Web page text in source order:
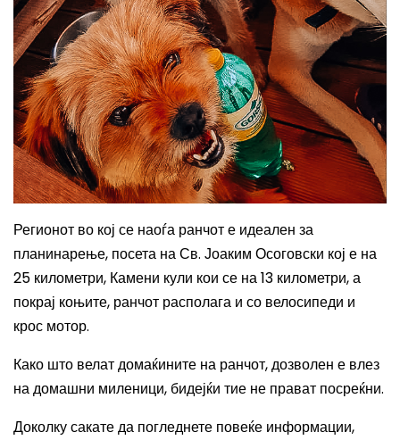
Регионот во кој се наоѓа ранчот е идеален за
планинарење, посета на Св. Јоаким Осоговски кој е на
25 километри, Камени кули кои се на 13 километри, а
покрај коњите, ранчот располага и со велосипеди и
крос мотор.
Како што велат домаќините на ранчот, дозволен е влез
на домашни миленици, бидејќи тие не прават посреќни.
Доколку сакате да погледнете повеќе информации,